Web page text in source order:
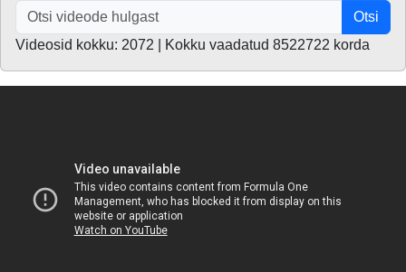
Otsi
Videosid kokku: 2072 | Kokku vaadatud 8522722 korda